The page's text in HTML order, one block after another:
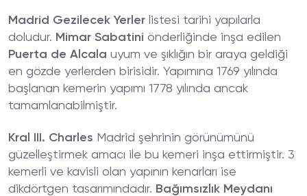
Madrid Gezilecek Yerler listesi tarihi yapılarla
doludur. Mimar Sabatini önderliğinde inşa edilen
Puerta de Alcala uyum ve şıklığın bir araya geldiği
en gözde yerlerden birisidir. Yapımına 1769 yılında
başlanan kemerin yapımı 1778 yılında ancak
tamamlanabilmiştir.
Kral III. Charles Madrid şehrinin görünümünü
güzelleştirmek amacı ile bu kemeri inşa ettirmiştir. 3
kemerli ve kavisli olan yapının kenarları ise
dikdörtgen tasarımındadır. Bağımsızlık Meydanı